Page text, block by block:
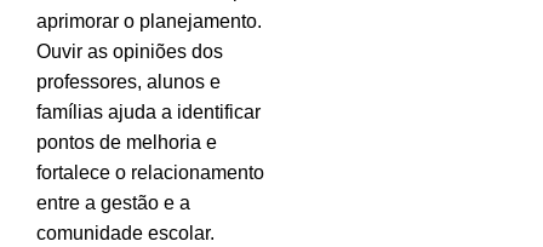
aprimorar o planejamento.
Ouvir as opiniões dos
professores, alunos e
famílias ajuda a identificar
pontos de melhoria e
fortalece o relacionamento
entre a gestão e a
comunidade escolar.